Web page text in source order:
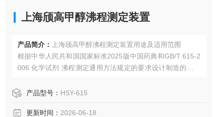
上海颀高甲醇沸程测定装置
产品简介：
上海颀高甲醇沸程测定装置用途及适用范围
根据中华人民共和国国家标准2025版中国药典和GB/T 615-2
006 化学试剂 沸程测定通用方法规定的要求设计制造的，适
的液体有机试剂沸程的测定。
产品型号： HSY-615
更新时间： 2026-06-18